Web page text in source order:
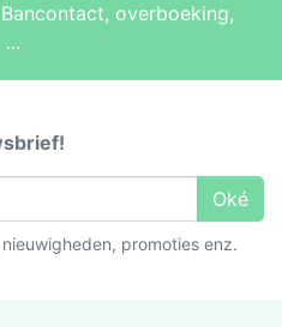
overboeking,
...
Oké
promoties enz.